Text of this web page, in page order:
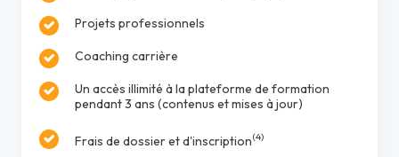
Projets professionnels
Coaching carrière
Un accès illimité à la plateforme de formation
pendant 3 ans (contenus et mises à jour)
Frais de dossier et d'inscription(4)